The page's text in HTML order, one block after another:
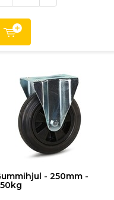
- 250mm -